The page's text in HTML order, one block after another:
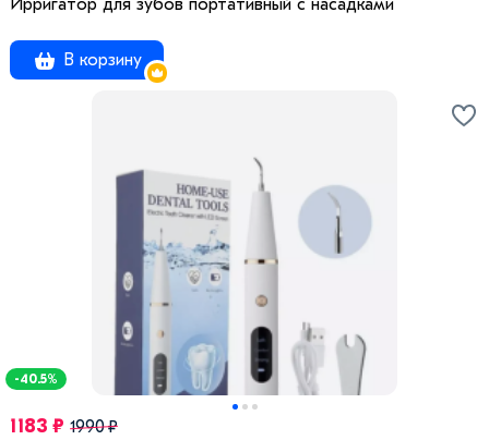
Ирригатор для зубов портативный с насадками
В корзину
-40.5%
1183 ₽ 1990 ₽